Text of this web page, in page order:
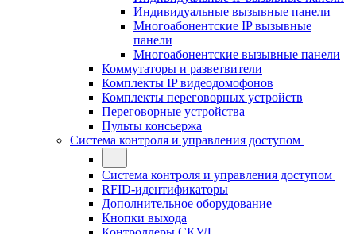
Индивидуальные вызывные панели
Многоабонентские IP вызывные
панели
Многоабонентские вызывные панели
Коммутаторы и разветвители
Комплекты IP видеодомофонов
Комплекты переговорных устройств
Переговорные устройства
Пульты консьержа
Система контроля и управления доступом
Система контроля и управления доступом
RFID-идентификаторы
Дополнительное оборудование
Кнопки выхода